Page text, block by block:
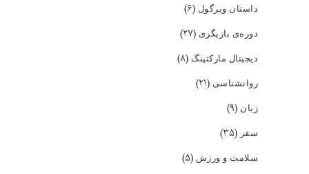
داستان ویرگول (۶)
دوره‌ی بازیگری (۲۷)
دیجیتال مارکتینگ (۸)
روانشناسی (۲۱)
زبان (۹)
سفر(۳۵)
سلامت و ورزش (۵)